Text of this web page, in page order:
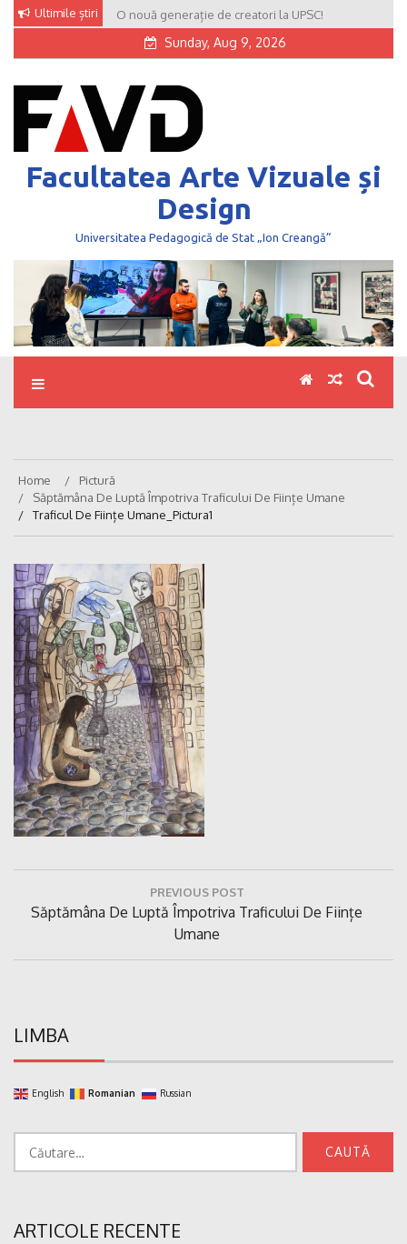
Skip
content
Ultimile știri O nouă generație de creatori la UPSC!
Sunday, Aug 9, 2026
Facultatea Arte Vizuale și
Design
Universitatea Pedagogică de Stat „Ion Creangă”
Home
Pictură
Săptămâna De Luptă Împotriva Traficului De Ființe Umane
Traficul De Ființe Umane_Pictura1
articole
PREVIOUS POST
Previous
Săptămâna De Luptă Împotriva Traficului De Ființe
Umane
LIMBA
English Romanian Russian
ARTICOLE RECENTE